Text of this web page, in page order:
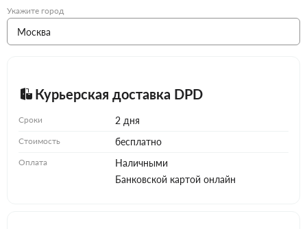
Укажите город
Курьерская доставка DPD
Сроки 2 дня
Стоимость бесплатно
Оплата
Наличными
Банковской картой онлайн